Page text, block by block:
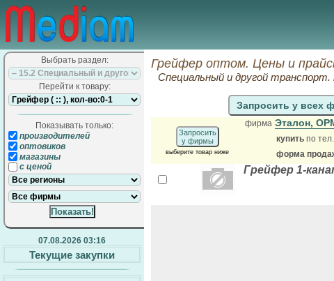
Выбрать раздел:
Перейти к товару:
Показывать только:
производителей
оптовиков
магазины
с ценой
07.08.2026 03:16
Текущие закупки
Грейфер оптом. Цены и
Специальный и другой транспорт.
Запросить у всех
Запросить
у фирмы
выберите товар ниже
фирма Эталон,
купить по тел.
форма
Грейфер 1-